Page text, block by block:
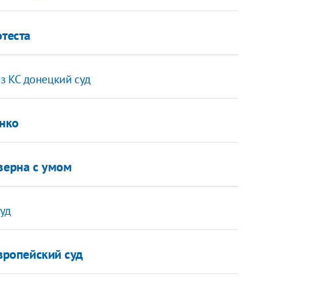
КС донецкий суд
с умом
суд